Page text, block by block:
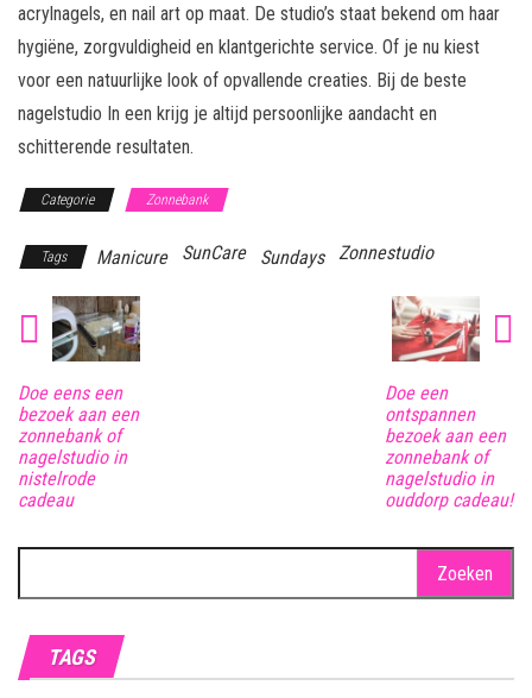
acrylnagels, en nail art op maat. De studio’s staat bekend om haar
hygiëne, zorgvuldigheid en klantgerichte service. Of je nu kiest
voor een natuurlijke look of opvallende creaties. Bij de beste
nagelstudio In een krijg je altijd persoonlijke aandacht en
schitterende resultaten.
Categorie Zonnebank
Tags Manicure SunCare Sundays Zonnestudio
Doe eens een
bezoek aan een
zonnebank of
nagelstudio in
nistelrode
cadeau
Doe een
ontspannen
bezoek aan een
zonnebank of
nagelstudio in
ouddorp cadeau!
naar:
TAGS